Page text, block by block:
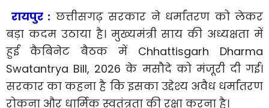
रायपुर : छत्तीसगढ़ सरकार ने धर्मांतरण को लेकर
बड़ा कदम उठाया है। मुख्यमंत्री साय की अध्यक्षता में
हुई कैबिनेट बैठक में Chhattisgarh Dharma
Swatantrya Bill, 2026 के मसौदे को मंजूरी दी गई।
सरकार का कहना है कि इसका उद्देश्य अवैध धर्मांतरण
रोकना और धार्मिक स्वतंत्रता की रक्षा करना है।